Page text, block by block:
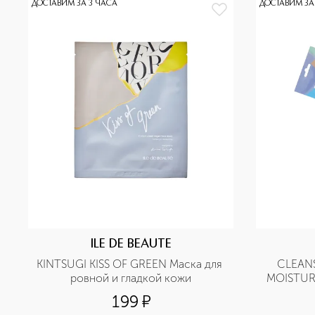
ДОСТАВИМ ЗА 3 ЧАСА
ILE DE BEAUTE
KINTSUGI KISS OF GREEN Маска для
ровной и гладкой кожи
199 ¤
ДОСТАВИМ